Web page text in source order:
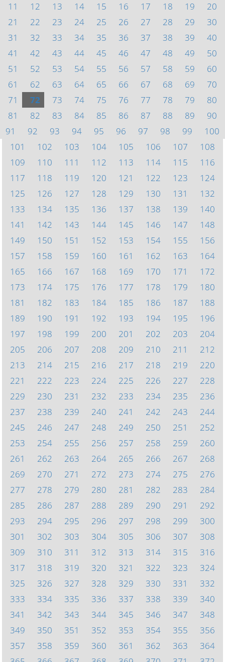
11
12 13 14 15 16 17 18 19
20
21
22 23 24 25 26 27 28 29
30
31
32 33 34 35 36 37 38 39
40
41
42 43 44 45 46 47 48 49
50
51
52 53 54 55 56 57 58 59
60
61
62 63 64 65 66 67 68 69
70
71
72 73 74 75 76 77 78 79
80
81
82 83 84 85 86 87 88 89
90
91
92 93 94 95 96 97 98 99
100
101
102 103 104 105 106 107
108
109
110 111 112 113 114 115
116
117
118 119 120 121 122 123
124
125
126 127 128 129 130 131
132
133
134 135 136 137 138 139
140
141
142 143 144 145 146 147
148
149
150 151 152 153 154 155
156
157
158 159 160 161 162 163
164
165
166 167 168 169 170 171
172
173
174 175 176 177 178 179
180
181
182 183 184 185 186 187
188
189
190 191 192 193 194 195
196
197
198 199 200 201 202 203
204
205
206 207 208 209 210 211
212
213
214 215 216 217 218 219
220
221
222 223 224 225 226 227
228
229
230 231 232 233 234 235
236
237
238 239 240 241 242 243
244
245
246 247 248 249 250 251
252
253
254 255 256 257 258 259
260
261
262 263 264 265 266 267
268
269
270 271 272 273 274 275
276
277
278 279 280 281 282 283
284
285
286 287 288 289 290 291
292
293
294 295 296 297 298 299
300
301
302 303 304 305 306 307
308
309
310 311 312 313 314 315
316
317
318 319 320 321 322 323
324
325
326 327 328 329 330 331
332
333
334 335 336 337 338 339
340
341
342 343 344 345 346 347
348
349
350 351 352 353 354 355
356
357
358 359 360 361 362 363
364